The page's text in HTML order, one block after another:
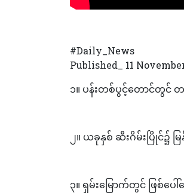
#Daily_News
Published_ 11
၁။ ပန်းတစ်ပွင့်တောင်တွင် တ
၂။ ယခုနှစ် ဆီးဂိမ်းပြိုင်၌
၃။ ရှမ်းမြောက်တွင် ဖြစ်ပေ